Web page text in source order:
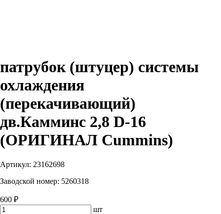
патрубок (штуцер) системы
охлаждения
(перекачивающий)
дв.Камминс 2,8 D-16
(ОРИГИНАЛ Cummins)
Артикул: 23162698
Заводской номер: 5260318
600 ₽
шт